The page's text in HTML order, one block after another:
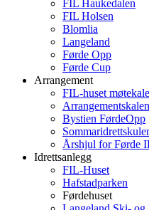
FIL Haukedalen
FIL Holsen
Blomlia
Langeland
Førde Opp
Førde Cup
Arrangement
FIL-huset
Bystien FørdeOpp
Årshjul for Førde
Idrettsanlegg
FIL-Huset
Hafstadparken
Førdehuset